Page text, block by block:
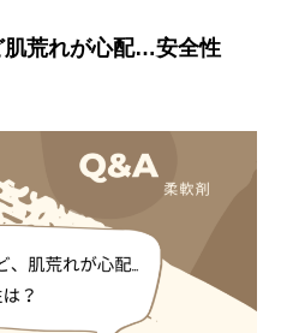
肌荒れが心配…安全性